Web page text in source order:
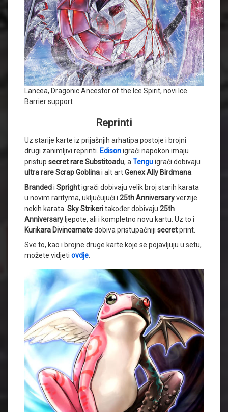
Lancea, Dragonic Ancestor of the Ice Spirit, novi Ice
Barrier support
Reprinti
Uz starije karte iz prijašnjih arhatipa postoje i brojni
drugi zanimljivi reprinti. Edisonigrači napokon imaju
pristup secret rareSubstitoadu, a Tenguigrači dobivaju
ultra rare Scrap Goblinai alt artGenex Ally Birdmana
Brandedi Sprightigrači dobivaju velik broj starih karata
u novim rarityma, uključujući i 25th Anniversaryverzije
nekih karata. Sky Strikeritakođer dobivaju 25th
Anniversary ljepote, ali i kompletno novu kartu. Uz to i
Kurikara Divincarnatedobiva pristupačniji secretprint.
Sve to, kao i brojne druge karte koje se pojavljuju u setu,
možete vidjeti ovdje